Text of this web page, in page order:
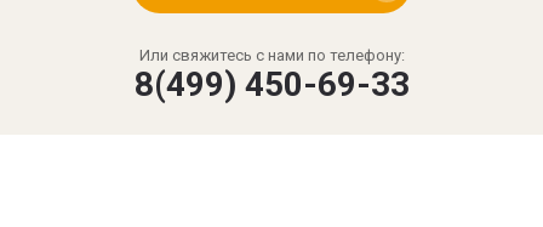
Или свяжитесь с нами по телефону:
8(499) 450-69-33